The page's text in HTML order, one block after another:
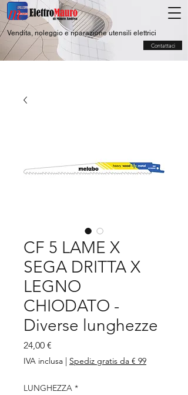
Vendita, noleggio e riparazione utensili elettrici
Contattaci
CF 5 LAME X
SEGA DRITTA X
LEGNO
CHIODATO -
Diverse lunghezze
24,00 €
IVA inclusa | Spediz gratis da € 99
LUNGHEZZA *